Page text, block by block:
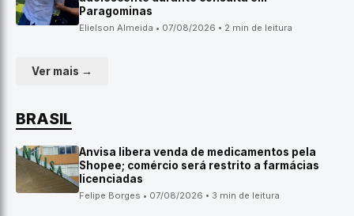
Paragominas
Elielson Almeida • 07/08/2026 • 2 min de leitura
Ver mais →
BRASIL
Anvisa libera venda de medicamentos pela
Shopee; comércio será restrito a farmácias
licenciadas
Felipe Borges • 07/08/2026 • 3 min de leitura